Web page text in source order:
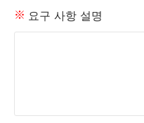
요구 사항 설명